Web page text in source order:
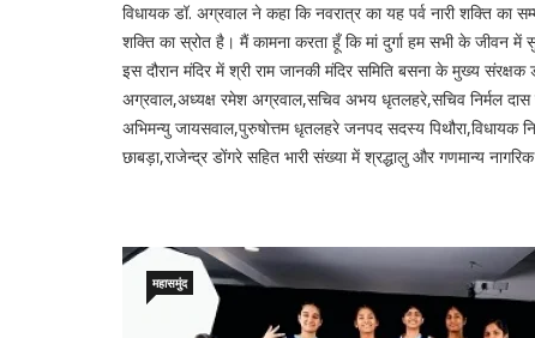
विधायक डॉ. अग्रवाल ने कहा कि नवरात्र का यह पर्व नारी शक्ति का
शक्ति का स्रोत है। मैं कामना करता हूँ कि मां दुर्गा हम सभी के जीवन
इस दौरान मंदिर में श्री राम जानकी मंदिर समिति बसना के मुख्य
अग्रवाल,अध्यक्ष रमेश अग्रवाल,सचिव अभय धृतलहरे,सचिव निर्मल
अभिमन्यु जायसवाल,पुरुषोत्तम धृतलहरे जनपद सदस्य पिथौरा,विधायक
छाबड़ा,राजेन्द्र डोंगरे सहित भारी संख्या में श्रद्धालु और गणमान्य
महासमुंद